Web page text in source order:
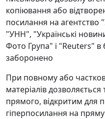
копіювання або
посилання на
"УНН", "Українські
Фото Група" і "Reuters" в
заборонено
При повному або
матеріалів
прямого, відкритим для
гіперпосилання на